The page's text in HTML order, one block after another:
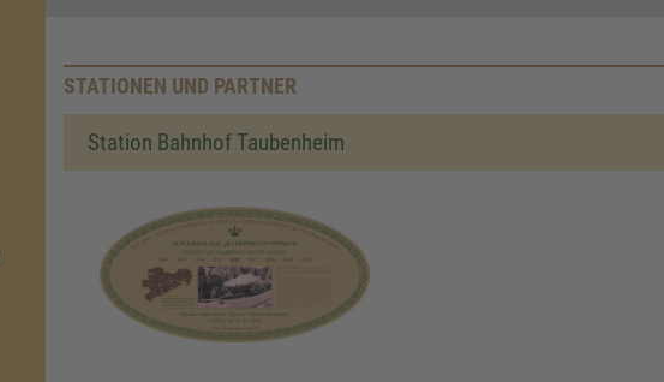
STATIONEN UND PARTNER
Station Bahnhof Taubenheim